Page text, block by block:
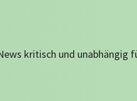
kritisch und unabhängig